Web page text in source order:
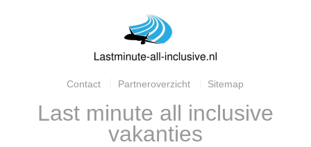
Contact Partneroverzicht Sitemap
Last minute all inclusive
vakanties